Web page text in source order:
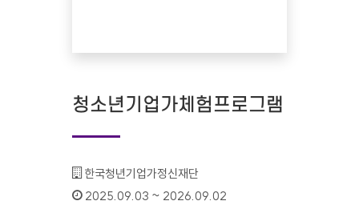
청소년기업가체험프로그램
기관명 :
한국청년기업가정신재단
인증기간 :
2025.09.03 ~ 2026.09.02